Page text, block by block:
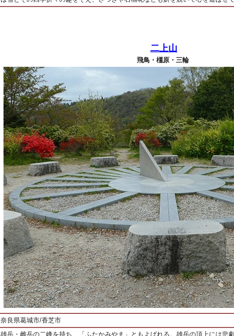
二上山
飛鳥・橿原・三輪
奈良県葛城市/香芝市
雄岳・雌岳の二峰を持ち、「ふたかみやま」ともよばれる。雄岳の頂上には悲